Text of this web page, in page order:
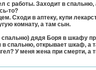
с работы. Заходит в спальню,
то?
Сходи в аптеку, купи
комнату, а там сын.
спальню) дядя Боря в шкафу
в спальню, открывает шкаф, а
У меня жена при смерти, а